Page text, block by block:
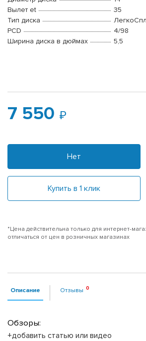
Вылет et
35
Тип диска
PCD
4/98
Ширина диска в дюймах
5,5
7 550
Нет
Купить в 1 клик
*Цена действительна только для интернет-
отличаться от цен в розничных магазинах
Описание Отзывы
Обзоры:
+добавить статью или видео